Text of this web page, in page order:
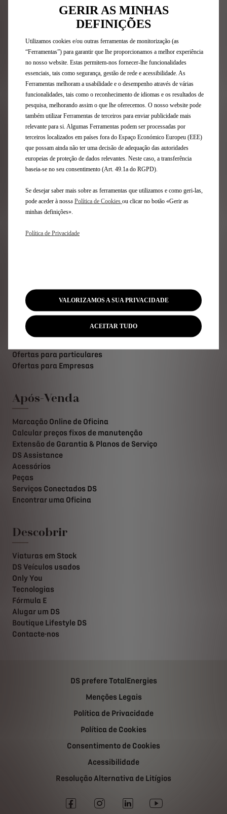
Para apresentar a sua reclamação, aceda a esta página
https://stellantis-support.com.
ACEDER À PLATAFORMA
Inscreva-se na nossa newsletter
Gama DS
Veículos elétricos
Veículos híbridos plug-in
SUV
Edições Limitadas DS
Configure e Encomende
Peça uma Proposta
Marque um Test Drive
Pontos de Venda
Avaliação de Retoma
Ofertas para particulares
Ofertas para Empresas
Após-Venda
Marcação Online de Oficina
Calcular preços fixos de manutenção
Extensão de Garantia & Planos de Serviço
DS Assistance
Acessórios
Peças
Serviços Conectados DS
Encontrar uma Oficina
Descobrir
Viaturas em Stock
DS Veículos usados
Only You
Tecnologias
Fórmula E
Alugar um DS
Boutique Lifestyle DS
Contacte-nos
DS prefere TotalEnergies
Menções Legais
Política de Privacidade
Política de Cookies
Consentimento de Cookies
Acessibilidade
Resolução Alternativa de Litígios
GERIR AS MINHAS
DEFINIÇÕES
Utilizamos cookies e/ou outras ferramentas de monitorização (as
“Ferramentas”) para garantir que lhe proporcionamos a melhor experiência
no nosso website. Estas permitem-nos fornecer-lhe funcionalidades
essenciais, tais como segurança, gestão de rede e acessibilidade. As
Ferramentas melhoram a usabilidade e o desempenho através de várias
funcionalidades, tais como o reconhecimento de idiomas e os resultados de
pesquisa, melhorando assim o que lhe oferecemos. O nosso website pode
também utilizar Ferramentas de terceiros para enviar publicidade mais
relevante para si. Algumas Ferramentas podem ser processadas por
terceiros localizados em países fora do Espaço Económico Europeu (EEE)
que possam ainda não ter uma decisão de adequação das autoridades
europeias de proteção de dados relevantes. Neste caso, a transferência
baseia-se no seu consentimento (Art. 49.1a do RGPD).
Se desejar saber mais sobre as ferramentas que utilizamos e como geri-las,
pode aceder à nossa Política de Cookies ou clicar no botão «Gerir as
minhas definições».
Política de Privacidade
VALORIZAMOS A SUA PRIVACIDADE
ACEITAR TUDO